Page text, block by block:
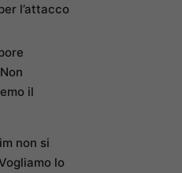
l’attacco
il
non si
lo